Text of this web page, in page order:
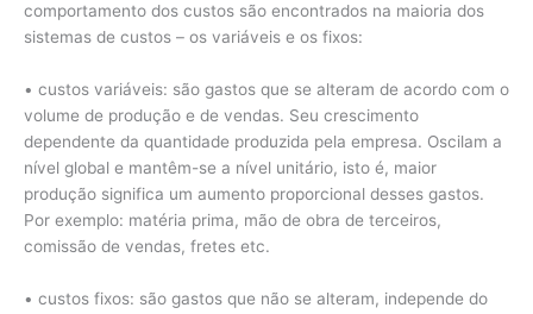
comportamento dos custos são encontrados na maioria dos
sistemas de custos – os variáveis e os fixos:
• custos variáveis: são gastos que se alteram de acordo com o
volume de produção e de vendas. Seu crescimento
dependente da quantidade produzida pela empresa. Oscilam a
nível global e mantêm-se a nível unitário, isto é, maior
produção significa um aumento proporcional desses gastos.
Por exemplo: matéria prima, mão de obra de terceiros,
comissão de vendas, fretes etc.
• custos fixos: são gastos que não se alteram, independe do